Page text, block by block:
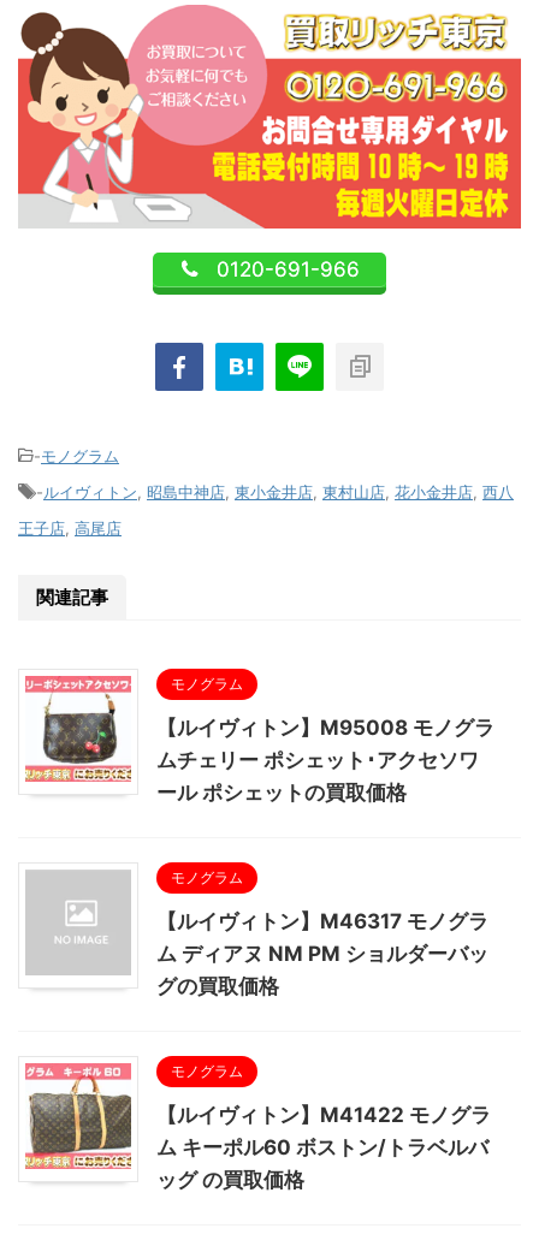
0120-691-966
-モノグラム
-ルイヴィトン, 昭島中神店, 東小金井店, 東村山店, 花小金井店, 西八
王子店, 高尾店
関連記事
モノグラム
【ルイヴィトン】M95008 モノグラ
ムチェリー ポシェット･アクセソワ
ール ポシェットの買取価格
モノグラム
【ルイヴィトン】M46317 モノグラ
ム ディアヌ NM PM ショルダーバッ
グの買取価格
モノグラム
【ルイヴィトン】M41422 モノグラ
ム キーポル60 ボストン/トラベルバ
ッグ の買取価格